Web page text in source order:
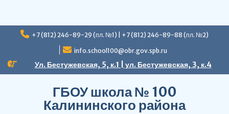
Перейти
+7 (812) 246-89-29 (пл. №1) | +7 (812) 246-89-88 (пл. №2)
info.school100@obr.gov.spb.ru
Ул. Бестужевская, 5, к.1 | ул. Бестужевская, 3, к.4
ГБОУ школа № 100
Калининского района